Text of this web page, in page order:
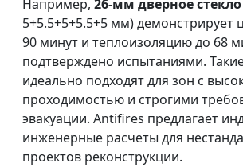
Например, 26-мм дверное стекло
5+5.5+5+5.5+5 мм) демонстрирует
90 минут и теплоизоляцию до 68
подтверждено испытаниями.
идеально подходят для зон с
проходимостью и строгими
эвакуации. Antifires предлагает
инженерные расчеты для
проектов реконструкции.